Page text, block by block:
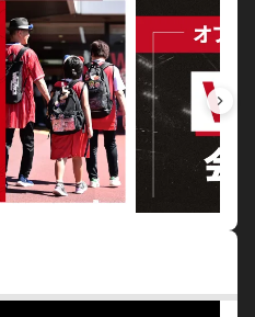
keyboard_arrow_right